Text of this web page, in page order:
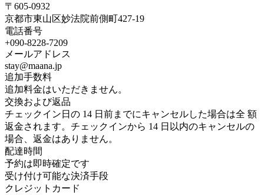
〒605-0932
京都市東山区妙法院前側町427-19
電話番号
+090-8228-7209
メールアドレス
stay@maana.jp
追加手数料
追加料金はいただきません。
交換および返品
チェックイン日の 14 日前までにキャンセルした場合は全 額
返金されます。チェックインから 14 日以内のキャンセルの
場合、返金はありません。
配達時間
予約は即時確定です
受け付け可能な決済手段
クレジットカード